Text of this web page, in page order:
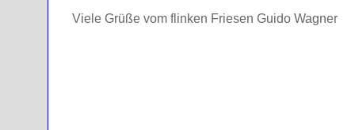
Viele Grüße vom flinken Friesen Guido Wagner